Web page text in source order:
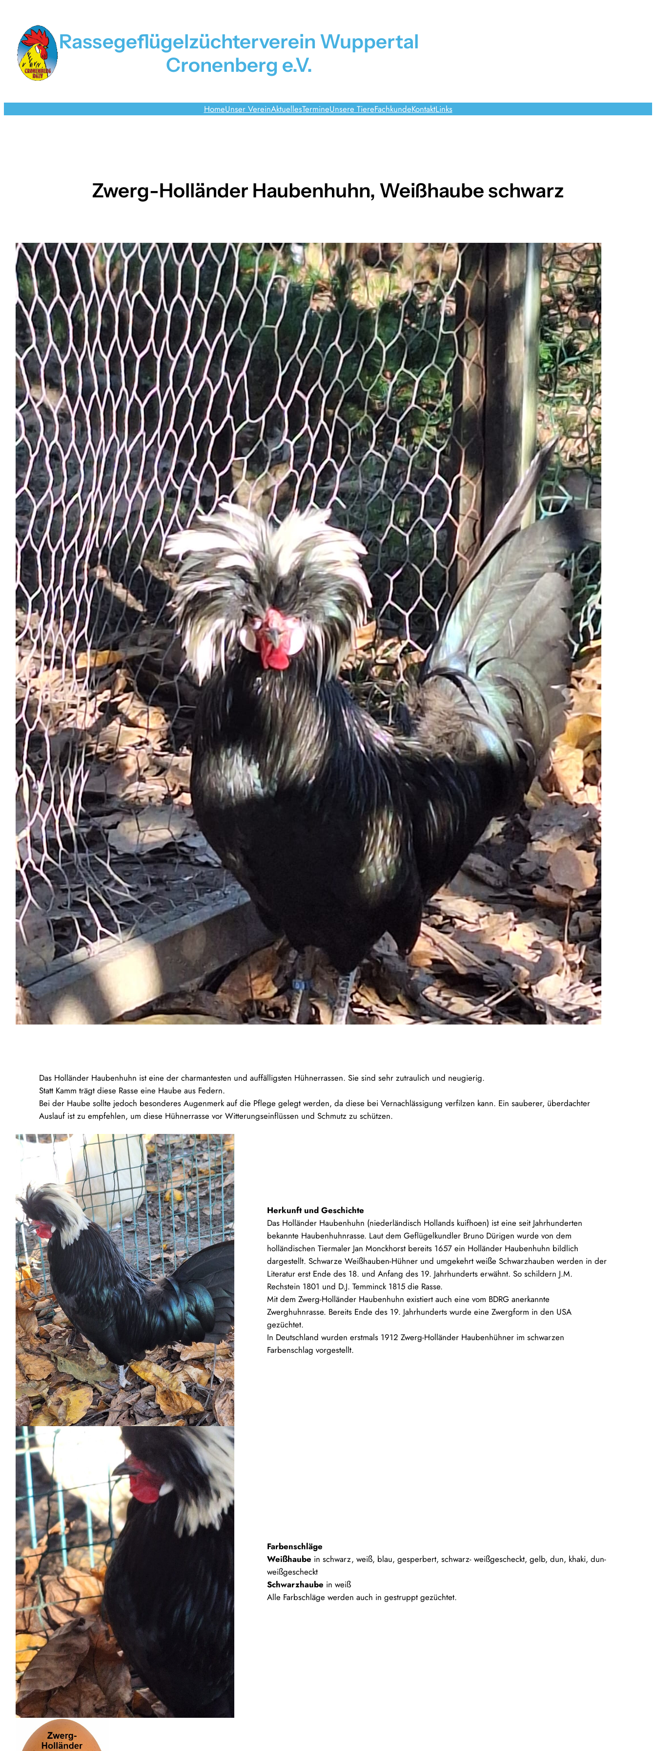
springen
Rassegeflügelzüchterverein Wuppertal
Cronenberg e.V.
HomeUnser VereinAktuellesTermineUnsere TiereFachkundeKontaktLinks
Zwerg-Holländer Haubenhuhn, Weißhaube schwarz
Das Holländer Haubenhuhn ist eine der charmantesten und auffälligsten Hühnerrassen. Sie sind sehr zutraulich und neugierig.
Statt Kamm trägt diese Rasse eine Haube aus Federn.
Bei der Haube sollte jedoch besonderes Augenmerk auf die Pflege gelegt werden, da diese bei Vernachlässigung verfilzen kann. Ein sauberer, überdachter
Auslauf ist zu empfehlen, um diese Hühnerrasse vor Witterungseinflüssen und Schmutz zu schützen.
Herkunft und Geschichte
Das Holländer Haubenhuhn (niederländisch Hollands kuifhoen) ist eine seit Jahrhunderten
bekannte Haubenhuhnrasse. Laut dem Geflügelkundler Bruno Dürigen wurde von dem
holländischen Tiermaler Jan Monckhorst bereits 1657 ein Holländer Haubenhuhn bildlich
dargestellt. Schwarze Weißhauben-Hühner und umgekehrt weiße Schwarzhauben werden in der
Literatur erst Ende des 18. und Anfang des 19. Jahrhunderts erwähnt. So schildern J.M.
Rechstein 1801 und D.J. Temminck 1815 die Rasse.
Mit dem Zwerg-Holländer Haubenhuhn existiert auch eine vom BDRG anerkannte
Zwerghuhnrasse. Bereits Ende des 19. Jahrhunderts wurde eine Zwergform in den USA
gezüchtet.
In Deutschland wurden erstmals 1912 Zwerg-Holländer Haubenhühner im schwarzen
Farbenschlag vorgestellt.
Farbenschläge
Weißhaube in schwarz, weiß, blau, gesperbert, schwarz- weißgescheckt, gelb, dun, khaki, dun-
weißgescheckt
Schwarzhaube in weiß
Alle Farbschläge werden auch in gestruppt gezüchtet.